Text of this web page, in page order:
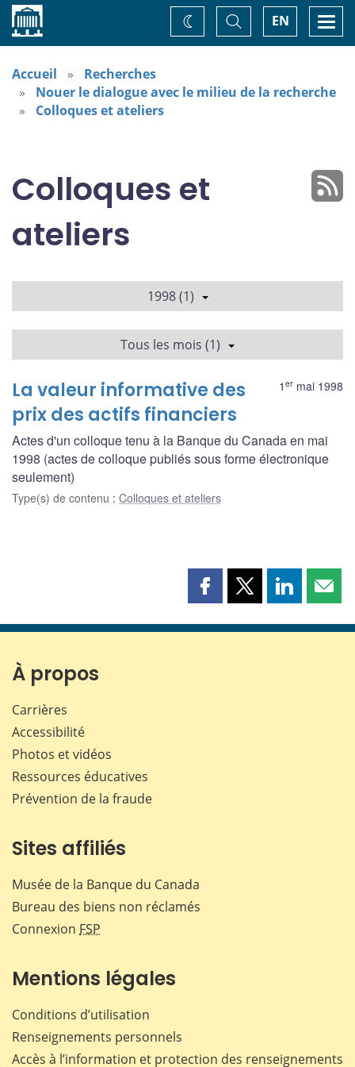
Accueil EN
Basculer
la
recherche
Changez
de
Accueil
Recherches
Nouer le dialogue avec le milieu de la recherche
Colloques et ateliers
Colloques et
ateliers
1998 (1)
Tous les mois (1)
1 er mai 1998
La valeur informative des
prix des actifs financiers
Actes d'un colloque tenu à la Banque du Canada en mai
1998 (actes de colloque publiés sous forme électronique
seulement)
Type(s) de contenu : Colloques et ateliers
Partager
page
Partager
page
Partager
page page
À propos
Carrières
Accessibilité
Photos et vidéos
Ressources éducatives
Prévention de la fraude
Sites affiliés
Musée de la Banque du Canada
Bureau des biens non réclamés
Connexion FSP
Mentions légales
Conditions d’utilisation
Renseignements personnels
Accès à l’information et protection des renseignements